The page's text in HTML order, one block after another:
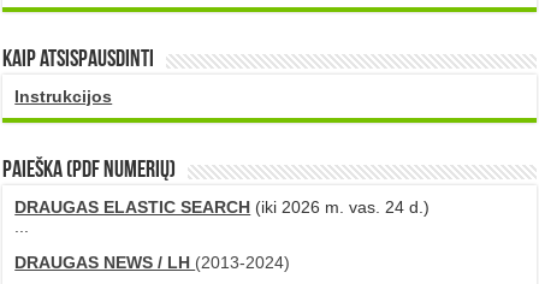
Kaip atsispausdinti
Instrukcijos
PAIEŠKA (PDF numerių)
DRAUGAS ELASTIC SEARCH (iki 2026 m. vas. 24 d.)
DRAUGAS NEWS / LH (2013-2024)